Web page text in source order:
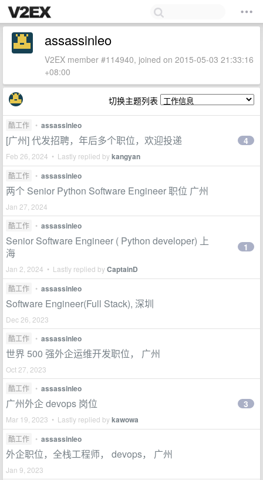
assassinleo
V2EX member #114940, joined on 2015-05-03 21:33:16
+08:00
切换主题列表
酷工作 • assassinleo
[广州] 代发招聘，年后多个职位，欢迎投递
Feb 26, 2024 • Lastly replied bykangyan
4
酷工作 • assassinleo
两个 Senior Python Software Engineer 职位 广州
Jan 27, 2024
酷工作
• assassinleo
Senior Software Engineer ( Python developer) 上
海
Jan 2, 2024 • Lastly replied byCaptainD
1
酷工作 • assassinleo
Software Engineer(Full Stack), 深圳
Dec 26, 2023
酷工作
• assassinleo
世界 500 强外企运维开发职位， 广州
Oct 27, 2023
酷工作
• assassinleo
广州外企 devops 岗位
Mar 19, 2023 • Lastly replied bykawowa
3
酷工作 • assassinleo
外企职位，全栈工程师， devops， 广州
Jan 9, 2023